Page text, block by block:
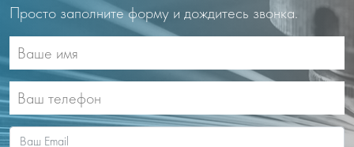
Просто заполните форму и дождитесь звонка.